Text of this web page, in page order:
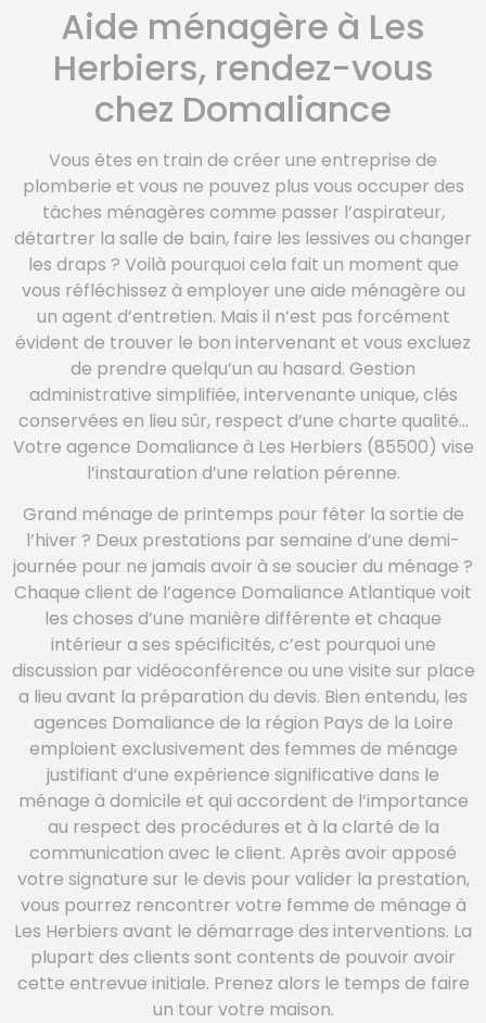
Aide ménagère à Les
Herbiers, rendez-vous
chez Domaliance
Vous êtes en train de créer une entreprise de
plomberie et vous ne pouvez plus vous occuper des
tâches ménagères comme passer l’aspirateur,
détartrer la salle de bain, faire les lessives ou changer
les draps ? Voilà pourquoi cela fait un moment que
vous réfléchissez à employer une aide ménagère ou
un agent d’entretien. Mais il n’est pas forcément
évident de trouver le bon intervenant et vous excluez
de prendre quelqu’un au hasard. Gestion
administrative simplifiée, intervenante unique, clés
conservées en lieu sûr, respect d’une charte qualité…
Votre agence Domaliance à Les Herbiers (85500) vise
l’instauration d’une relation pérenne.
Grand ménage de printemps pour fêter la sortie de
l’hiver ? Deux prestations par semaine d’une demi-
journée pour ne jamais avoir à se soucier du ménage ?
Chaque client de l’agence Domaliance Atlantique voit
les choses d’une manière différente et chaque
intérieur a ses spécificités, c’est pourquoi une
discussion par vidéoconférence ou une visite sur place
a lieu avant la préparation du devis. Bien entendu, les
agences Domaliance de la région Pays de la Loire
emploient exclusivement des femmes de ménage
justifiant d’une expérience significative dans le
ménage à domicile et qui accordent de l’importance
au respect des procédures et à la clarté de la
communication avec le client. Après avoir apposé
votre signature sur le devis pour valider la prestation,
vous pourrez rencontrer votre femme de ménage à
Les Herbiers avant le démarrage des interventions. La
plupart des clients sont contents de pouvoir avoir
cette entrevue initiale. Prenez alors le temps de faire
un tour votre maison.